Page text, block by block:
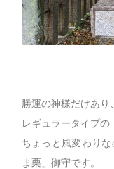
勝運の神様だけあり
レギュラータイプの
ちょっと風変わり
ま栗」御守です。